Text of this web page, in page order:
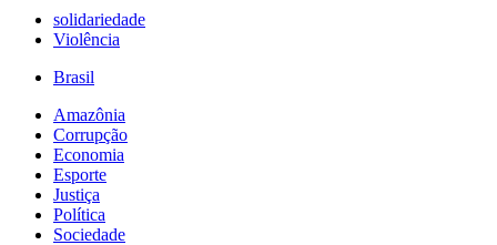
solidariedade
Violência
Brasil
Amazônia
Corrupção
Economia
Esporte
Justiça
Política
Sociedade